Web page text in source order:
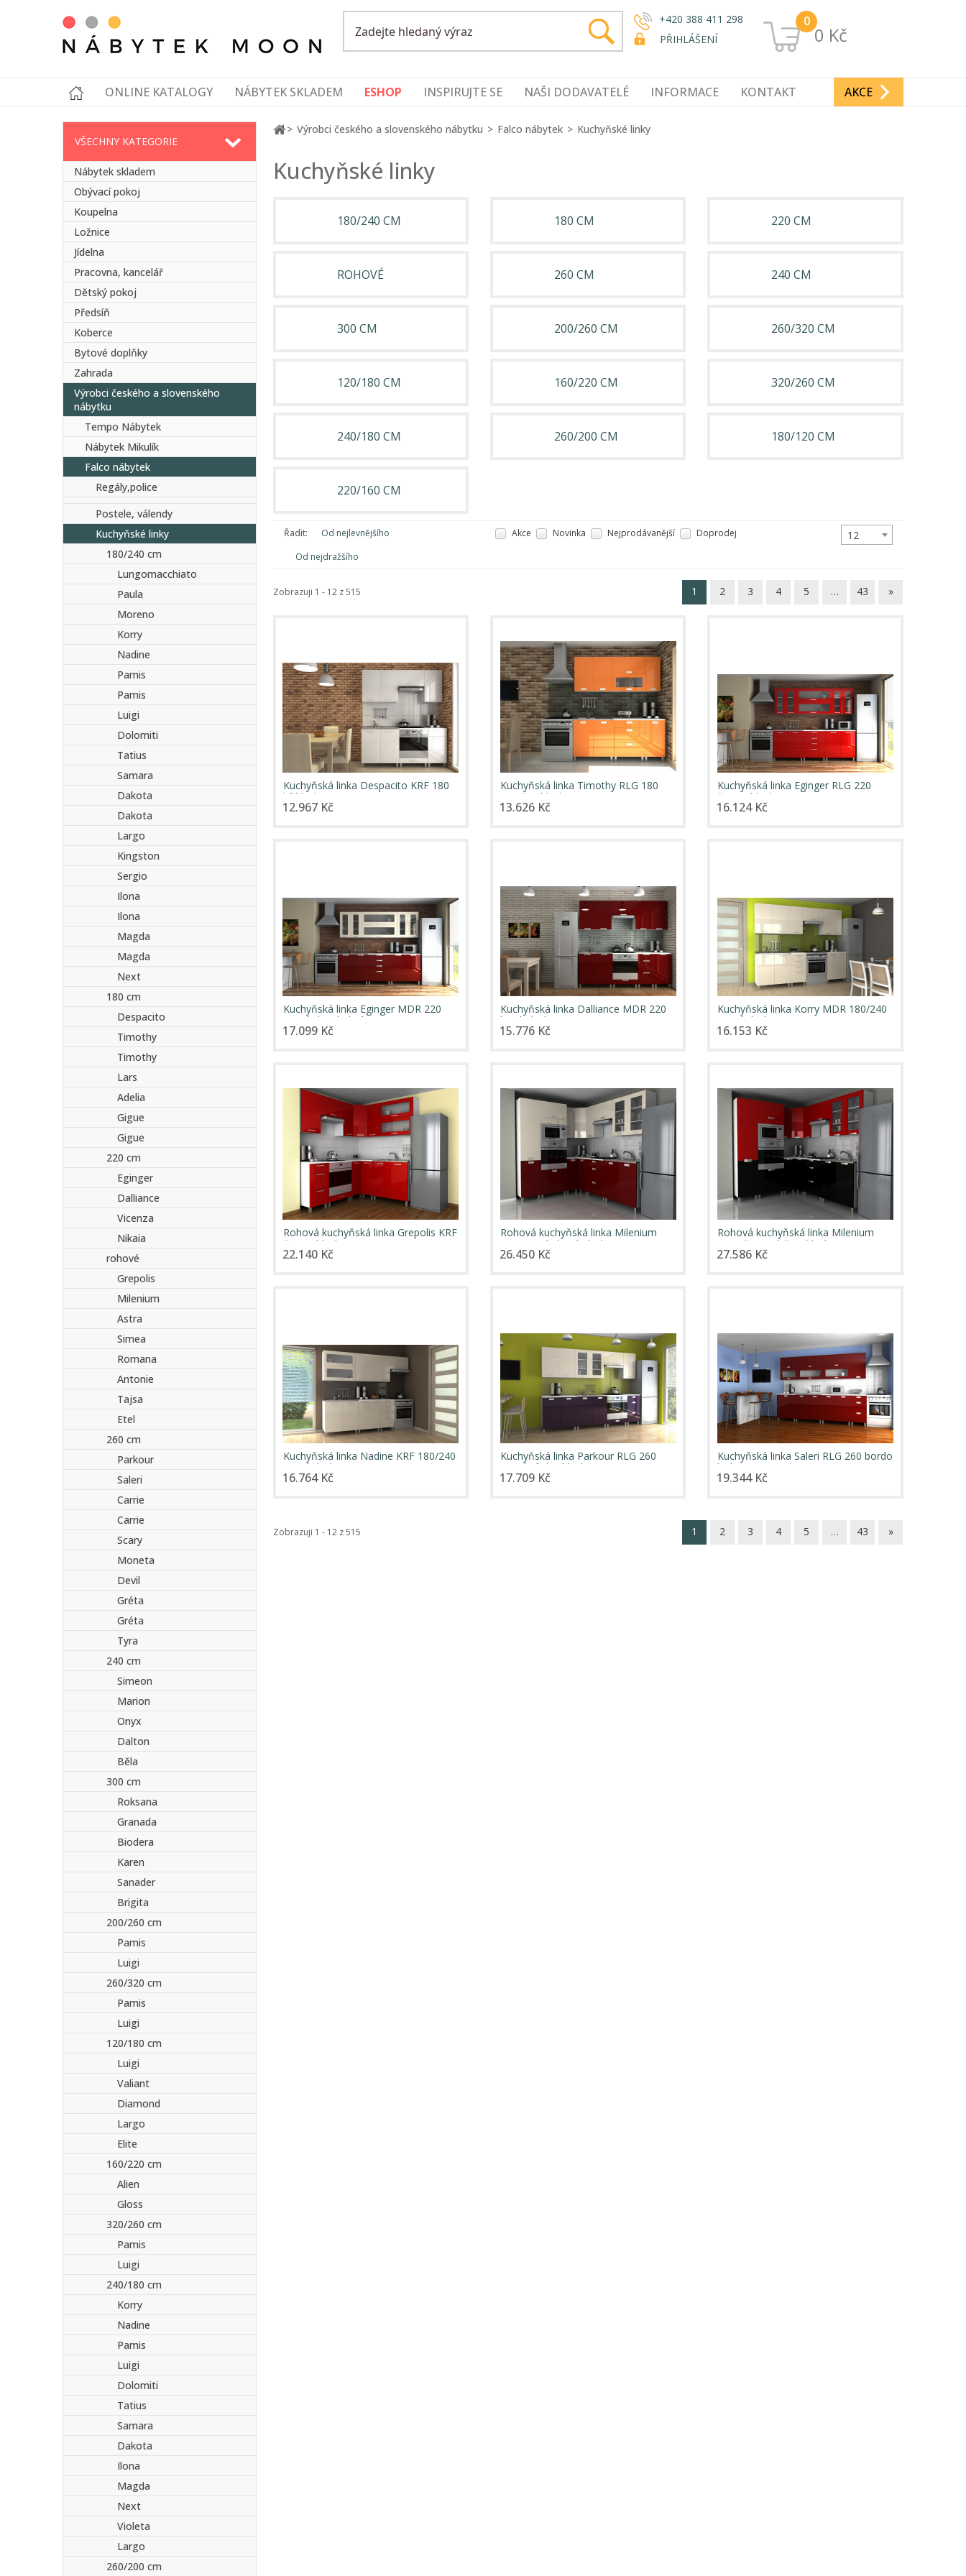
+420 388 411 298
PŘIHLÁŠENÍ
0
0 Kč
ONLINE KATALOGY NÁBYTEK SKLADEM ESHOP INSPIRUJTE SE NAŠI DODAVATELÉ INFORMACE KONTAKT AKCE
VŠECHNY KATEGORIE
Nábytek skladem
Obývací pokoj
Koupelna
Ložnice
Jídelna
Pracovna, kancelář
Dětský pokoj
Předsíň
Koberce
Bytové doplňky
Zahrada
Výrobci českého a slovenského
nábytku
Tempo Nábytek
Nábytek Mikulík
Falco nábytek
Regály,police
Postele, válendy
Kuchyňské linky
180/240 cm
Lungomacchiato
Paula
Moreno
Korry
Nadine
Pamis
Pamis
Luigi
Dolomiti
Tatius
Samara
Dakota
Dakota
Largo
Kingston
Sergio
Ilona
Ilona
Magda
Magda
Next
180 cm
Despacito
Timothy
Timothy
Lars
Adelia
Gigue
Gigue
220 cm
Eginger
Dalliance
Vicenza
Nikaia
rohové
Grepolis
Milenium
Astra
Simea
Romana
Antonie
Tajsa
Etel
260 cm
Parkour
Saleri
Carrie
Carrie
Scary
Moneta
Devil
Gréta
Gréta
Tyra
240 cm
Simeon
Marion
Onyx
Dalton
Běla
300 cm
Roksana
Granada
Biodera
Karen
Sanader
Brigita
200/260 cm
Pamis
Luigi
260/320 cm
Pamis
Luigi
120/180 cm
Luigi
Valiant
Diamond
Largo
Elite
160/220 cm
Alien
Gloss
320/260 cm
Pamis
Luigi
240/180 cm
Korry
Nadine
Pamis
Luigi
Dolomiti
Tatius
Samara
Dakota
Ilona
Magda
Next
Violeta
Largo
260/200 cm
Výrobci českého a slovenského nábytku Falco nábytek Kuchyňské linky
Kuchyňské linky
180/240 CM 180 CM 220 CM
ROHOVÉ 260 CM 240 CM
300 CM 200/260 CM 260/320 CM
120/180 CM 160/220 CM 320/260 CM
240/180 CM 260/200 CM 180/120 CM
220/160 CM
Řadit:
Od nejlevnějšího
Od nejdražšího
Akce Novinka Nejprodávanější Doprodej 12
Zobrazuji 1 - 12 z 515 1 2 3 4 5 … 43 »
Kuchyňská linka Despacito KRF 180
bílý lesk
12.967 Kč
Kuchyňská linka Timothy RLG 180
oranžový lesk
13.626 Kč
Kuchyňská linka Eginger RLG 220
červený lesk
16.124 Kč
Kuchyňská linka Eginger MDR 220
jasmín/bordo lesk
17.099 Kč
Kuchyňská linka Dalliance MDR 220
bordo lesk
15.776 Kč
Kuchyňská linka Korry MDR 180/240
jasmín lesk
16.153 Kč
Rohová kuchyňská linka Grepolis KRF
červený lesk
22.140 Kč
Rohová kuchyňská linka Milenium
RLG jasmín/bordo lesk
26.450 Kč
Rohová kuchyňská linka Milenium
MDR červený/černý lesk
27.586 Kč
Kuchyňská linka Nadine KRF 180/240
jasmín lesk
16.764 Kč
Kuchyňská linka Parkour RLG 260
jasmín/fialový lesk
17.709 Kč
Kuchyňská linka Saleri RLG 260 bordo
lesk
19.344 Kč
Zobrazuji 1 - 12 z 515 1 2 3 4 5 … 43 »